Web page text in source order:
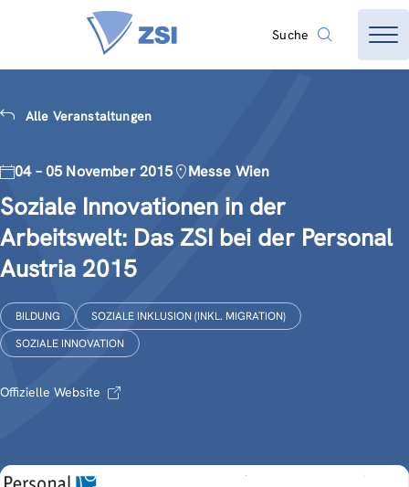
Suche
Alle Veranstaltungen
04 – 05 November 2015 Messe Wien
Soziale Innovationen in der
Arbeitswelt: Das ZSI bei der Personal
Austria 2015
BILDUNG
SOZIALE INKLUSION (INKL. MIGRATION)
SOZIALE INNOVATION
Offizielle Website